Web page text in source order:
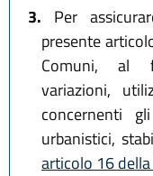
3. Per
presente
Comuni, al
variazioni,
concernenti
urbanistici,
articolo 16